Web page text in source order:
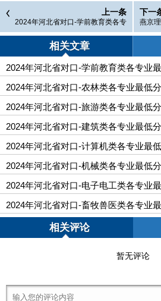
上一条
2024年河北省对口-学前教育类各专
业最低分
下一
燕京
线
相关文章
2024年河北省对口-学前教育类各专业
2024年河北省对口-农林类各专业最低分
2024年河北省对口-旅游类各专业最低分
2024年河北省对口-建筑类各专业最低分
2024年河北省对口-计算机类各专业最
2024年河北省对口-机械类各专业最低分
2024年河北省对口-电子电工类各专业
2024年河北省对口-畜牧兽医类各专业
相关评论
暂无评论